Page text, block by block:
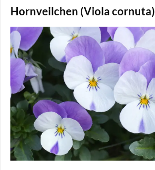
Hornveilchen (Viola cornuta)